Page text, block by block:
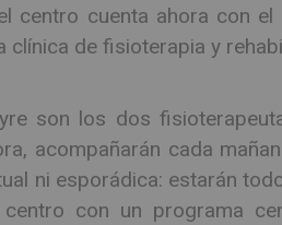
centro cuenta ahora con
clínica de fisioterapia y
son los dos
acompañarán cada
ni esporádica: estarán
con un programa